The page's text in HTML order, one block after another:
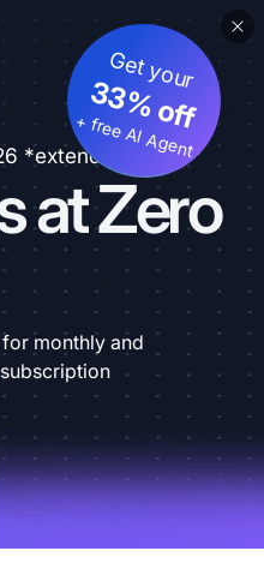
*extended
at Zero
Get your
33% off
+ free AI Agent
for monthly and